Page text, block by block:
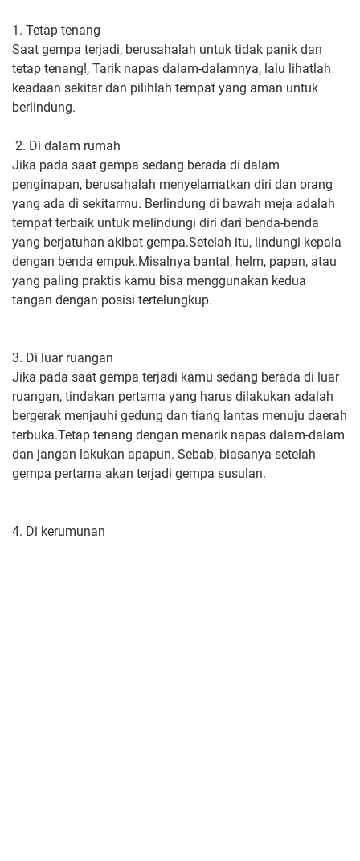
1. Tetap tenang
Saat gempa terjadi, berusahalah untuk tidak panik dan
tetap tenang!, Tarik napas dalam-dalamnya, lalu lihatlah
keadaan sekitar dan pilihlah tempat yang aman untuk
berlindung.
2. Di dalam rumah
Jika pada saat gempa sedang berada di dalam
penginapan, berusahalah menyelamatkan diri dan orang
yang ada di sekitarmu. Berlindung di bawah meja adalah
tempat terbaik untuk melindungi diri dari benda-benda
yang berjatuhan akibat gempa.Setelah itu, lindungi kepala
dengan benda empuk.Misalnya bantal, helm, papan, atau
yang paling praktis kamu bisa menggunakan kedua
tangan dengan posisi tertelungkup.
3. Di luar ruangan
Jika pada saat gempa terjadi kamu sedang berada di luar
ruangan, tindakan pertama yang harus dilakukan adalah
bergerak menjauhi gedung dan tiang lantas menuju daerah
terbuka.Tetap tenang dengan menarik napas dalam-dalam
dan jangan lakukan apapun. Sebab, biasanya setelah
gempa pertama akan terjadi gempa susulan.
4. Di kerumunan